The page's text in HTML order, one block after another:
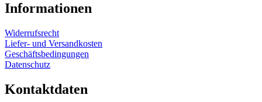
Informationen
Widerrufsrecht
Liefer- und Versandkosten
Geschäftsbedingungen
Datenschutz
Kontaktdaten